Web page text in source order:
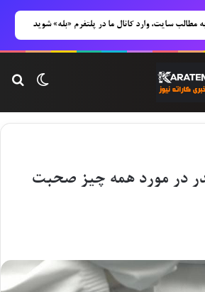
سایت، وارد کانال ما در پلتفرم «بله» شوید
تغییر
در مورد همه چیز صحبت